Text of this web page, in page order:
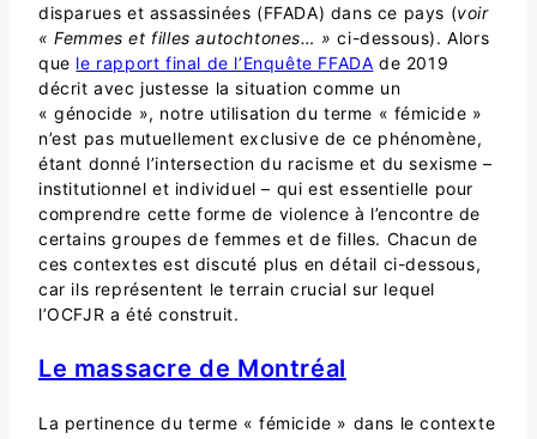
disparues et assassinées (FFADA) dans ce pays (voir
« Femmes et filles autochtones… » ci-dessous). Alors
que le rapport final de l’Enquête FFADA de 2019
décrit avec justesse la situation comme un
« génocide », notre utilisation du terme « fémicide »
n’est pas mutuellement exclusive de ce phénomène,
étant donné l’intersection du racisme et du sexisme –
institutionnel et individuel – qui est essentielle pour
comprendre cette forme de violence à l’encontre de
certains groupes de femmes et de filles. Chacun de
ces contextes est discuté plus en détail ci-dessous,
car ils représentent le terrain crucial sur lequel
l’OCFJR a été construit.
Le massacre de Montréal
La pertinence du terme « fémicide » dans le contexte